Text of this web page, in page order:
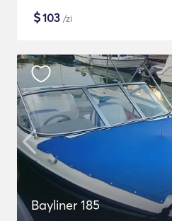
$103 /zi
Bayliner 185